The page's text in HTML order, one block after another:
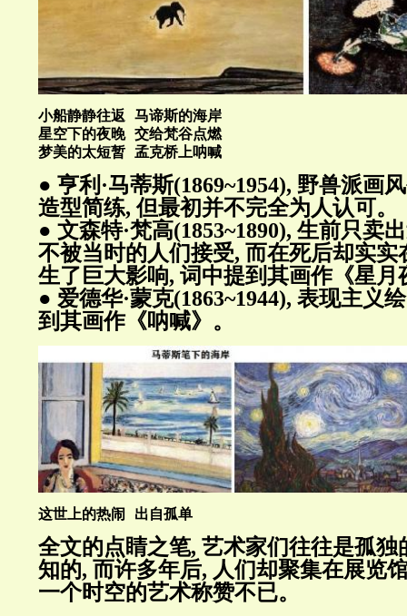
小船静静往返 马谛斯的海岸
星空下的夜晚 交给梵谷点燃
梦美的太短暂 孟克桥上呐喊
● 亨利·马蒂斯(1869~1954), 野兽派画
造型简练, 但最初并不完全为人认可。
● 文森特·梵高(1853~1890), 生前只卖
不被当时的人们接受, 而在死后却实实
生了巨大影响, 词中提到其画作《星月
● 爱德华·蒙克(1863~1944), 表现主义
到其画作《呐喊》。
这世上的热闹 出自孤单
全文的点睛之笔, 艺术家们往往是孤独
知的, 而许多年后, 人们却聚集在展览
一个时空的艺术称赞不已。